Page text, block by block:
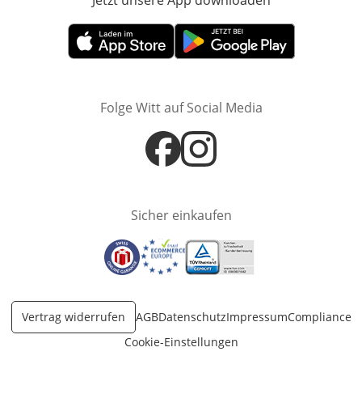
Öffnet in neuem FensterÖffnet in neuem Fenster
Folge Witt auf Social Media
Öffnet in neuem Fenster
Öffnet in neuem Fenster
Sicher einkaufen
Öffnet in neuem Fenster
Öffnet in neuem Fenster
Öffnet in neuem Fenster
Vertrag widerrufen AGBDatenschutzImpressumCompliance
Cookie-Einstellungen